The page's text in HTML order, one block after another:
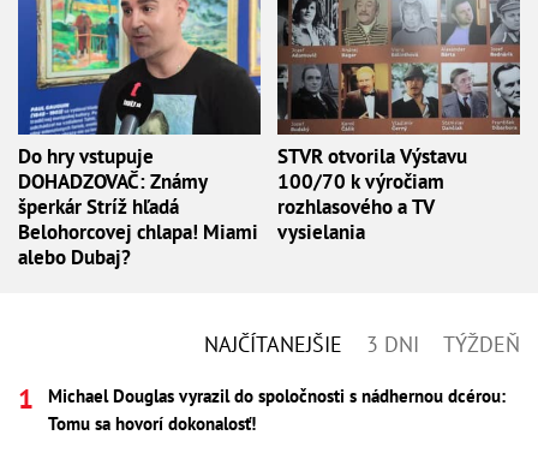
Do hry vstupuje
DOHADZOVAČ: Známy
šperkár Stríž hľadá
Belohorcovej chlapa! Miami
alebo Dubaj?
STVR otvorila Výstavu
100/70 k výročiam
rozhlasového a TV
vysielania
NAJČÍTANEJŠIE 3 DNI TÝŽDEŇ
Michael Douglas vyrazil do spoločnosti s nádhernou dcérou:
Tomu sa hovorí dokonalosť!